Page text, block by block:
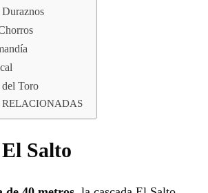
Duraznos
del Toro
RELACIONADAS
Salto